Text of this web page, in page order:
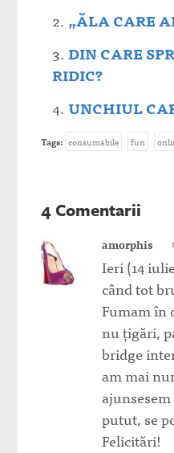
„ĂLA CARE
DIN CARE
RIDIC?
UNCHIUL
Tags: consumabile fun
4 Comentarii
amorphis
Ieri (14
când tot
Fumam în
nu ţigări,
bridge
am mai
putut, se
Felicitări!